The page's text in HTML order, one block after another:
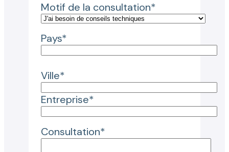
Motif de la consultation*
Pays*
Ville*
Entreprise*
Consultation*